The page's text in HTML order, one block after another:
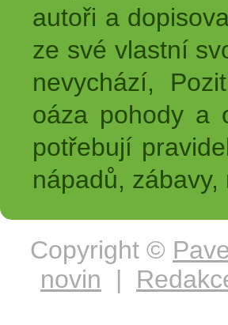
autoři a
ze své vlastní
nevychází,
oáza pohody a
potřebují
nápadů,
Copyright ©
novin |